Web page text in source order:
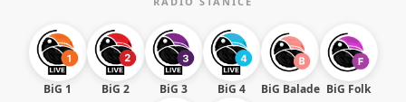
BiG 1 BiG 2 BiG 3 BiG 4 BiG Balade BiG Folk